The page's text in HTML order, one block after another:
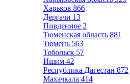
Харьков 866
Дергачи 13
Пивденное 2
Тюменская область 881
Тюмень 563
Тобольск 57
Ишим 42
Республика Дагестан 872
Махачкала 414